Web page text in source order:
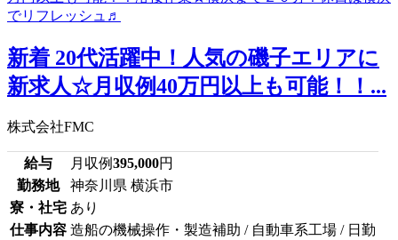
新着 20代活躍中！人気の磯子エリアに
新求人☆月収例40万円以上も可能！！...
株式会社FMC
給与 月収例395,000円
勤務地
神奈川県 横浜市
寮・社宅 あり
仕事内容 造船の機械操作・製造補助 / 自動車系工場 / 日勤